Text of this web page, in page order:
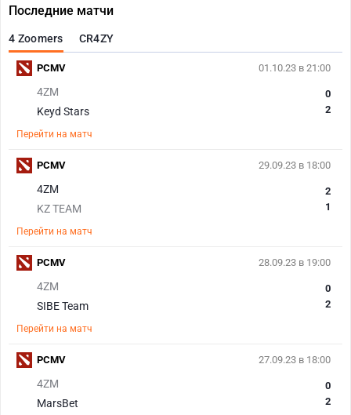
Последние матчи
4 Zoomers CR4ZY
01.10.23 в 21:00
4ZM
Keyd Stars
0
2
Перейти на матч
PCMV
29.09.23 в 18:00
4ZM
KZ TEAM
2
1
Перейти на матч
PCMV
28.09.23 в 19:00
4ZM
SIBE Team
0
2
Перейти на матч
PCMV
27.09.23 в 18:00
4ZM
MarsBet
0
2
PCMV